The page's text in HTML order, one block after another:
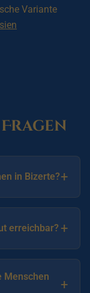
Variante
in Bizerte?+
erreichbar? +
Menschen
+